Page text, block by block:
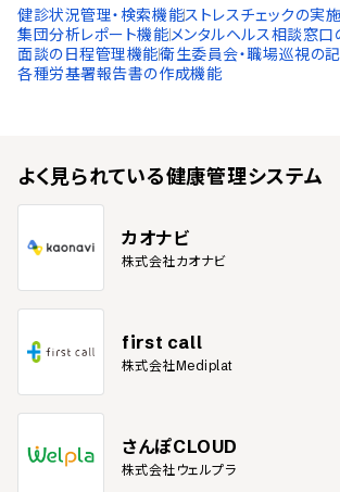
健診状況管理・検索機能ストレスチェックの実
集団分析レポート機能メンタルヘルス相談窓口
面談の日程管理機能衛生委員会・職場巡視の
各種労基署報告書の作成機能
よく見られている健康管理システム
カオナビ
株式会社カオナビ
first call
株式会社Mediplat
さんぽCLOUD
株式会社ウェルプラ